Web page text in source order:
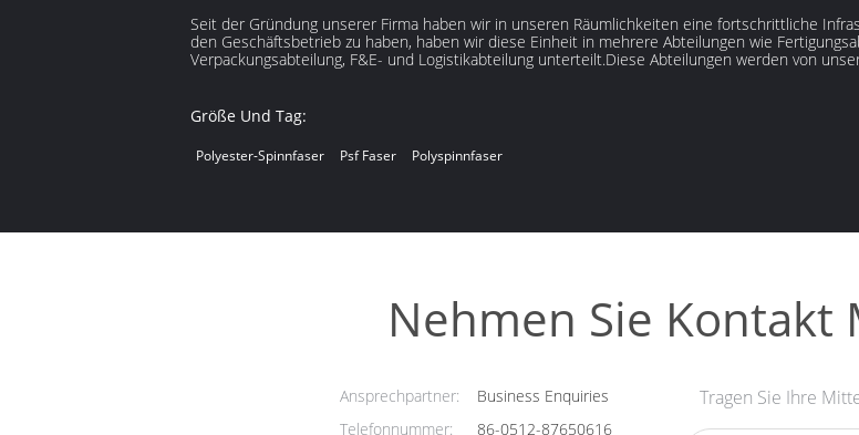
Seit der Gründung unserer Firma haben wir in unseren Räumlichkeiten eine fortschrittliche
den Geschäftsbetrieb zu haben, haben wir diese Einheit in mehrere Abteilungen wie
Verpackungsabteilung, F&E- und Logistikabteilung unterteilt.Diese Abteilungen werden von
Größe Und Tag:
Polyester-Spinnfaser Psf Faser Polyspinnfaser
Nehmen Sie Kontakt
Ansprechpartner:
Business Enquiries
Telefonnummer:
86-0512-87650616
Tragen Sie Ihre